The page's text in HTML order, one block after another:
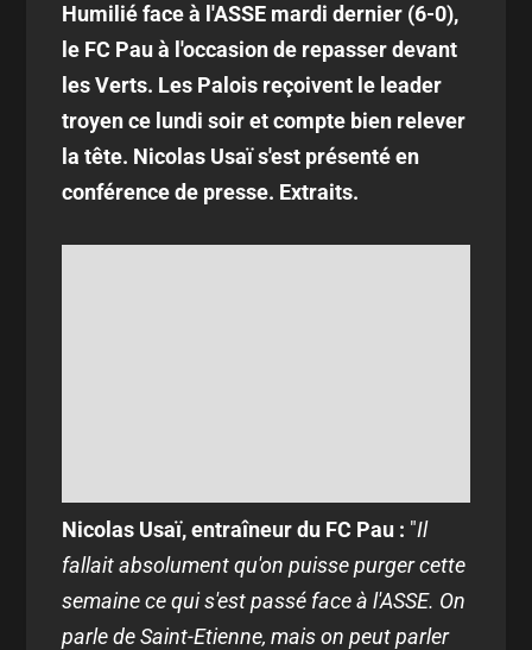
Humilié face à l'ASSE mardi dernier (6-0),
le FC Pau à l'occasion de repasser devant
les Verts. Les Palois reçoivent le leader
troyen ce lundi soir et compte bien relever
la tête. Nicolas Usaï s'est présenté en
conférence de presse. Extraits.
Nicolas Usaï, entraîneur du FC Pau : "Il
fallait absolument qu'on puisse purger cette
semaine ce qui s'est passé face à l'ASSE. On
parle de Saint-Etienne, mais on peut parler